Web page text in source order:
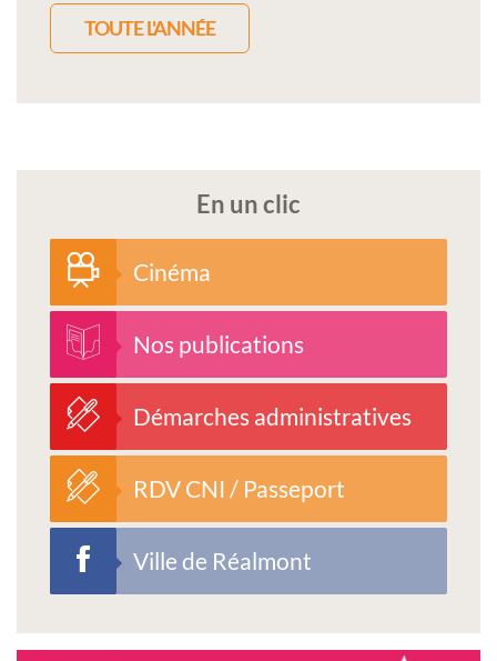
TOUTE L'ANNÉE
En un clic
Cinéma
Nos publications
Démarches administratives
RDV CNI / Passeport
Ville de Réalmont